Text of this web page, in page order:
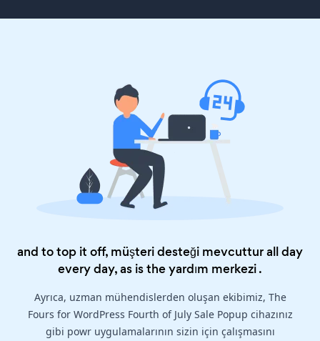
and to top it off, müşteri desteği mevcuttur all day
every day, as is theyardım merkezi.
Ayrıca, uzman mühendislerden oluşan ekibimiz, The
Fours for WordPress Fourth of July Sale Popup cihazınız
gibi powr uygulamalarının sizin için çalışmasını